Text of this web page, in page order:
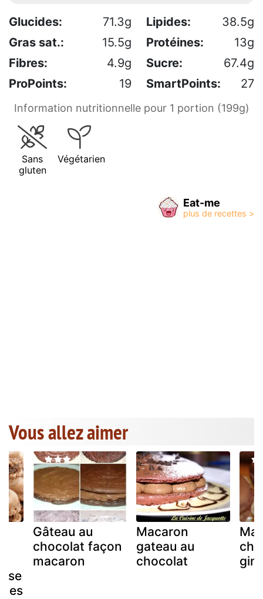
Glucides: 71.3g Lipides:
38.5g
Gras sat.:
15.5g Protéines:
13g
Fibres:
4.9g Sucre:
67.4g
ProPoints:
19 SmartPoints: 27
Information nutritionnelle pour 1 portion (199g)
Sans
gluten
Végétarien
Eat-me
Vous allez aimer
Gâteau au
chocolat façon
macaron
Macaron
gateau au
chocolat